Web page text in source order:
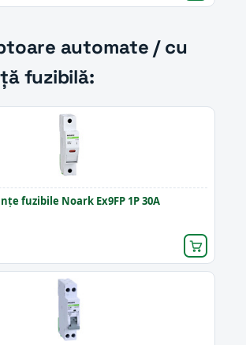
automate / cu
fuzibilă:
fuzibile Noark Ex9FP 1P 30A